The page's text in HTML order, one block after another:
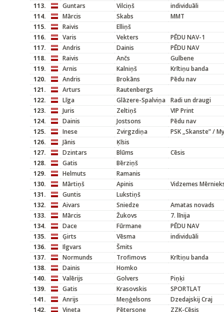
113. Guntars Vilciņš
individuāli
114.
Mārcis Skabs
MMT
115.
Raivis
Elliņš
116.
Varis Vekters
PĒDU NAV-1
117.
Andris Dainis
PĒDU NAV
118.
Raivis Ančs
Gulbene
119.
Arnis Kalniņš
Krītiņu banda
120.
Andris Brokāns
Pēdu nav
121.
Arturs
Rautenbergs
122.
Līga Glāzere-Spalviņa
Radi un draugi
123.
Juris Zeltiņš
VIP Print
124.
Dainis Jostsons
Pēdu nav
125.
Inese Zvirgzdiņa
PSK „Skanste” /
126.
Jānis
Ķīsis
127.
Dzintars Blūms
Cēsis
128.
Gatis
Bērziņš
129.
Helmuts
Ramanis
130.
Mārtiņš Apinis
Vidzemes
131.
Guntis
Lukstiņš
132.
Aivars Sniedze
Amatas novads
133.
Mārcis Žukovs
7. līnija
134.
Dace Fūrmane
PĒDU NAV
135.
Ģirts Vēsma
individuāli
136.
Ilgvars
Šmits
137.
Normunds Trofimovs
Krītiņu banda
138.
Dainis
Homko
140.
Valērijs Golvers
Piņķi
139.
Gatis Krasovskis
SPORTLAT
141.
Anrijs Meņģelsons
Dzedajskij Craj
142.
Vineta Pētersone
ZZK-Cēsis